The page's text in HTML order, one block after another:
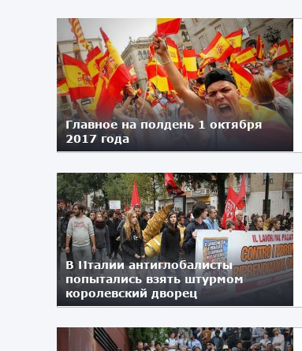
Главное на полдень 1 октября
2017 года
01.10.2017
В Италии антиглобалисты
попытались взять штурмом
королевский дворец